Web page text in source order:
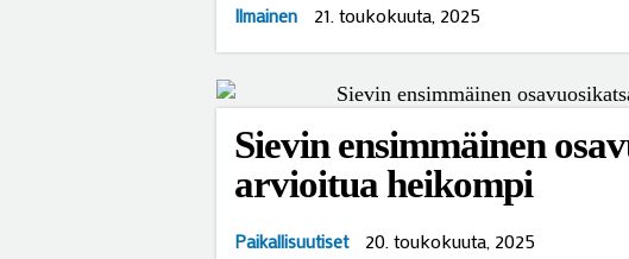
Ilmainen 21. toukokuuta, 2025
Sievin ensimmäinen
arvioitua heikompi
Paikallisuutiset 20. toukokuuta, 2025